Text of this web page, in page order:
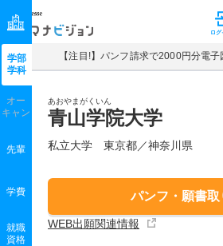
マナビジョン ログ
【注目!】パンフ請求で2000円分電
あおやまがくいん
青山学院大学
私立大学 東京都／神奈川県
パンフ・願書取
WEB出願関連情報
学部
学科
オー
キャン
先輩
学費
就職
資格